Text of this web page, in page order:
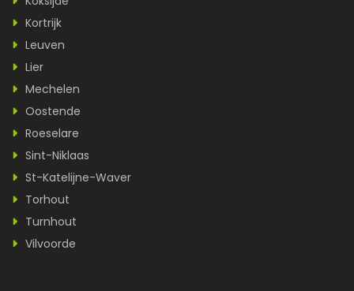
Kortrijk
Leuven
Lier
Mechelen
Oostende
Roeselare
Sint-Niklaas
St-Katelijne-Waver
Torhout
Turnhout
Vilvoorde